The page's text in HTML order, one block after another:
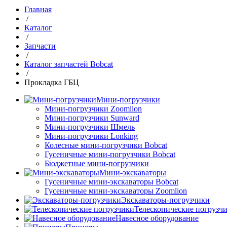
Главная
/
Каталог
/
Запчасти
/
Каталог запчастей Bobcat
/
Прокладка ГБЦ
Мини-погрузчики
Мини-погрузчики Zoomlion
Мини-погрузчики Sunward
Мини-погрузчики Шмель
Мини-погрузчики Lonking
Колесные мини-погрузчики Bobcat
Гусеничные мини-погрузчики Bobcat
Бюджетные мини-погрузчики
Мини-экскаваторы
Гусеничные мини-экскаваторы Bobcat
Гусеничные мини-экскаваторы Zoomlion
Экскаваторы-погрузчики
Телескопические
Навесное оборудование